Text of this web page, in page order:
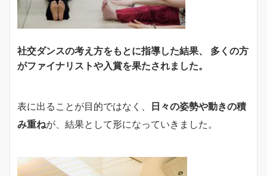
社交ダンスの考え方をもとに指導した結果、 多くの方
がファイナリストや入賞を果たされました。
表に出ることが目的ではなく、
日々の姿勢や動きの積
み重ねが、結果として形になっていきました。